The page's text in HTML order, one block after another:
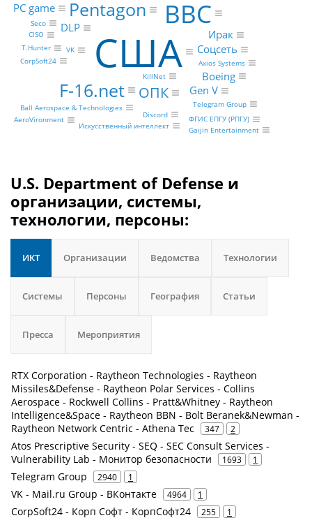
США
BBC
Pentagon
F-16.net ОПК Gen V
Boeing
DLP
Соцсеть
PC game
Ирак
Telegram Group
VK
CorpSoft24
Axios Systems
Seco
T.Hunter
KillNet
Ball Aerospace & Technologies
AeroVironment
Искусственный интеллект
ФГИС ЕПГУ (РПГУ)
Discord
Gaijin Entertainment
CISO
U.S. Department of Defense и
организации, системы,
технологии, персоны:
ИКТ Организации Ведомства Технологии
Системы Персоны География Статьи
Пресса Мероприятия
RTX Corporation - Raytheon Technologies - Raytheon
Missiles&Defense - Raytheon Polar Services - Collins
Aerospace - Rockwell Collins - Pratt&Whitney - Raytheon
Intelligence&Space - Raytheon BBN - Bolt Beranek&Newman -
Raytheon Network Centric - Athena Tec
347 2
Atos Prescriptive Security - SEQ - SEC Consult Services -
Vulnerability Lab - Монитор безопасности
1693 1
Telegram Group 2940 1
VK - Mail.ru Group - ВКонтакте 4964 1
CorpSoft24 - Корп Софт - КорпСофт24 255 1